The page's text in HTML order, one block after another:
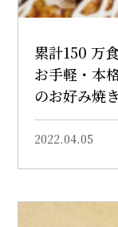
累計150 万
お手軽・本
のお好み焼
2022.04.05